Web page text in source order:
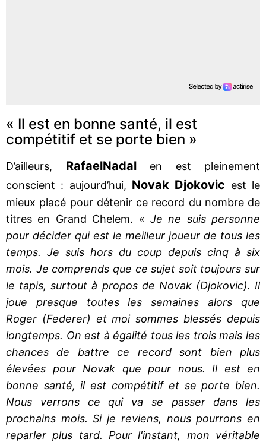
« Il est en bonne santé, il est
compétitif et se porte bien »
D’ailleurs, RafaelNadalen est pleinement
conscient : aujourd’hui, Novak Djokovic est le
mieux placé pour détenir ce record du nombre de
titres en Grand Chelem. « Je ne suis personne
pour décider qui est le meilleur joueur de tous les
temps. Je suis hors du coup depuis cinq à six
mois. Je comprends que ce sujet soit toujours sur
le tapis, surtout à propos de Novak (Djokovic). Il
joue presque toutes les semaines alors que
Roger (Federer) et moi sommes blessés depuis
longtemps. On est à égalité tous les trois mais les
chances de battre ce record sont bien plus
élevées pour Novak que pour nous. Il est en
bonne santé, il est compétitif et se porte bien.
Nous verrons ce qui va se passer dans les
prochains mois. Si je reviens, nous pourrons en
reparler plus tard. Pour l'instant, mon véritable